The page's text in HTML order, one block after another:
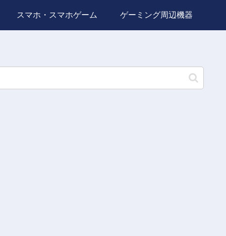
スマホ・スマホゲーム ゲーミング周辺機器